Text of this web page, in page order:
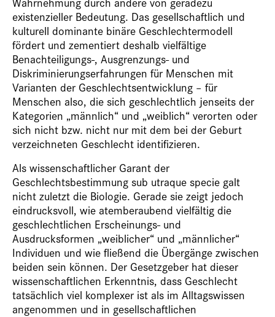
existenzieller Bedeutung. Das gesellschaftlich und
kulturell dominante binäre Geschlechtermodell
fördert und zementiert deshalb vielfältige
Benachteiligungs-, Ausgrenzungs- und
Diskriminierungserfahrungen für Menschen mit
Varianten der Geschlechtsentwicklung – für
Menschen also, die sich geschlechtlich jenseits der
Kategorien „männlich“ und „weiblich“ verorten oder
sich nicht bzw. nicht nur mit dem bei der Geburt
verzeichneten Geschlecht identifizieren.
Als wissenschaftlicher Garant der
Geschlechtsbestimmung sub utraque specie galt
nicht zuletzt die Biologie. Gerade sie zeigt jedoch
eindrucksvoll, wie atemberaubend vielfältig die
geschlechtlichen Erscheinungs- und
Ausdrucksformen „weiblicher“ und „männlicher“
Individuen und wie fließend die Übergänge zwischen
beiden sein können. Der Gesetzgeber hat dieser
wissenschaftlichen Erkenntnis, dass Geschlecht
tatsächlich viel komplexer ist als im Alltagswissen
angenommen und in gesellschaftlichen